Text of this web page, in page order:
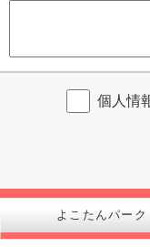
個人情
よこたんパーク